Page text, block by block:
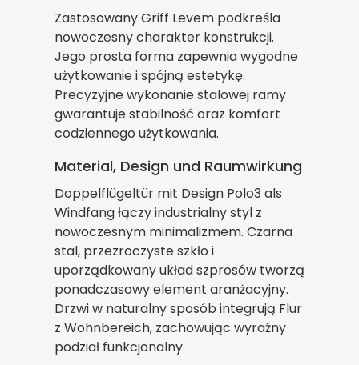
Zastosowany Griff Levem podkreśla
nowoczesny charakter konstrukcji.
Jego prosta forma zapewnia wygodne
użytkowanie i spójną estetykę.
Precyzyjne wykonanie stalowej ramy
gwarantuje stabilność oraz komfort
codziennego użytkowania.
Material, Design und Raumwirkung
Doppelflügeltür mit Design Polo3 als
Windfang łączy industrialny styl z
nowoczesnym minimalizmem. Czarna
stal, przezroczyste szkło i
uporządkowany układ szprosów tworzą
ponadczasowy element aranżacyjny.
Drzwi w naturalny sposób integrują Flur
z Wohnbereich, zachowując wyraźny
podział funkcjonalny.